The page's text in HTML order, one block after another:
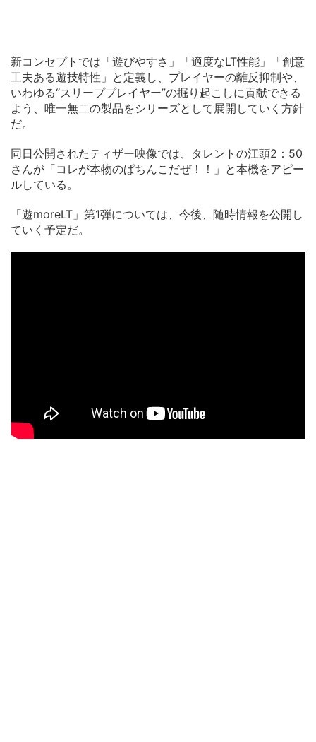
新コンセプトでは「遊びやすさ」「適度なLT性能」「創意
工夫ある遊技特性」と定義し、プレイヤーの離反抑制や、
いわゆる“スリーププレイヤー”の掘り起こしに貢献できる
よう、唯一無二の製品をシリーズとして展開していく方針
だ。
同日公開されたティザー映像では、タレントの江頭2：50
さんが「コレが本物のぱちんこだぜ！！」と本機をアピー
ルしている。
「遊moreLT」第1弾については、今後、随時情報を公開し
ていく予定だ。